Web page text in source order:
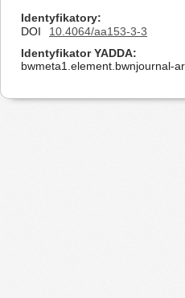
Identyfikatory
DOI
10.4064/aa153-3-3
Identyfikator YADDA
bwmeta1.element.bwnjournal-